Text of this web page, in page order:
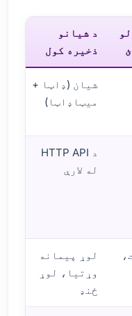
د شیانو
ذخیره کول
شیان (ډاټا +
میټاډاټا)
د HTTP API
له لارې
لوړ پیمانه
وړتیا، لوړ
ځنډ